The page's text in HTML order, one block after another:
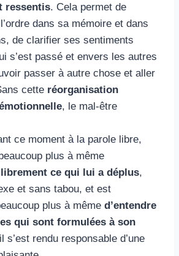
ressentis. Cela permet de
dans sa mémoire et dans
de clarifier ses sentiments
s’est passé et envers les autres
passer à autre chose et aller
cette réorganisation
, le mal-être
ce moment à la parole libre,
plus à même
ce qui lui a déplus,
et sans tabou, et est
plus à même d’entendre
qui sont formulées à son
s’est rendu responsable d’une